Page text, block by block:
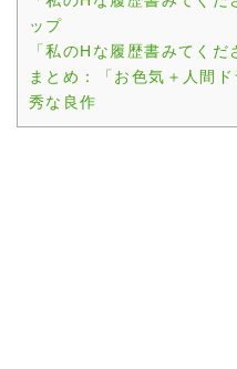
ップ
「私のHな履歴書みてく
まとめ：「お色気＋人間
秀な良作